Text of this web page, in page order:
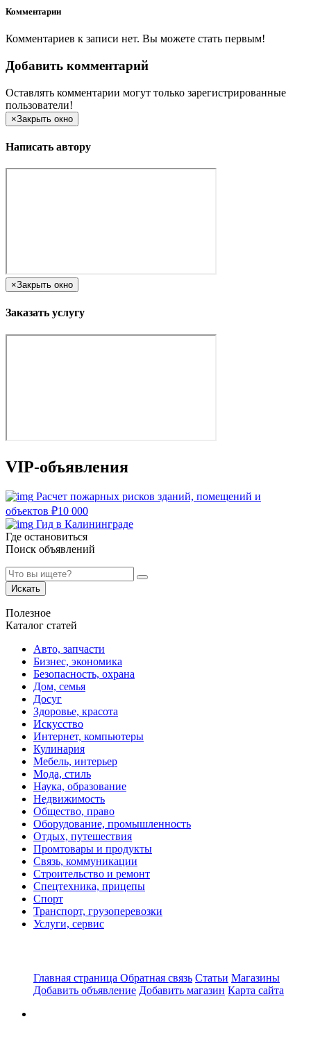
Комментарии
Комментариев к записи нет. Вы можете стать первым!
Добавить комментарий
Оставлять комментарии могут только зарегистрированные
пользователи!
×Закрыть окно
Написать автору
×Закрыть окно
Заказать услугу
VIP-объявления
Расчет пожарных рисков зданий, помещений и
объектов ₽10 000
Гид в Калининграде
Где остановиться
Поиск объявлений
Искать
Полезное
Каталог статей
Авто, запчасти
Бизнес, экономика
Безопасность, охрана
Дом, семья
Досуг
Здоровье, красота
Искусство
Интернет, компьютеры
Кулинария
Мебель, интерьер
Мода, стиль
Наука, образование
Недвижимость
Общество, право
Оборудование, промышленность
Отдых, путешествия
Промтовары и продукты
Связь, коммуникации
Строительство и ремонт
Спецтехника, прицепы
Спорт
Транспорт, грузоперевозки
Услуги, сервис
Главная страница Обратная связь Статьи Магазины
Добавить объявление Добавить магазин Карта сайта